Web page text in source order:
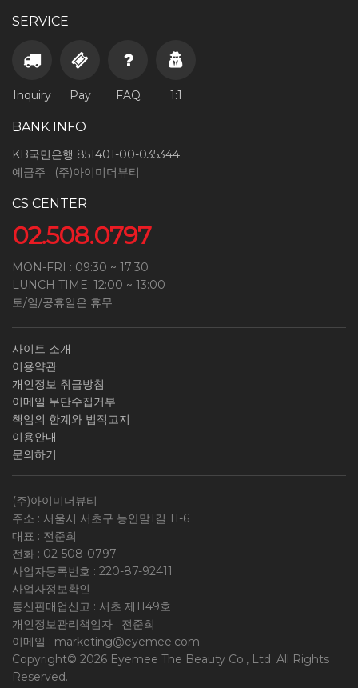
SERVICE
Inquiry Pay FAQ 1:1
BANK INFO
KB국민은행 851401-00-035344
예금주 : (주)아이미더뷰티
CS CENTER
02.508.0797
MON-FRI : 09:30 ~ 17:30
LUNCH TIME: 12:00 ~ 13:00
토/일/공휴일은 휴무
사이트 소개
이용약관
개인정보 취급방침
이메일 무단수집거부
책임의 한계와 법적고지
이용안내
문의하기
(주)아이미더뷰티
주소 : 서울시 서초구 능안말1길 11-6
대표 : 전준희
전화 : 02-508-0797
사업자등록번호 : 220-87-92411
사업자정보확인
통신판매업신고 : 서초 제1149호
개인정보관리책임자 : 전준희
이메일 : marketing@eyemee.com
Copyright© 2026 Eyemee The Beauty Co., Ltd. All Rights
Reserved.